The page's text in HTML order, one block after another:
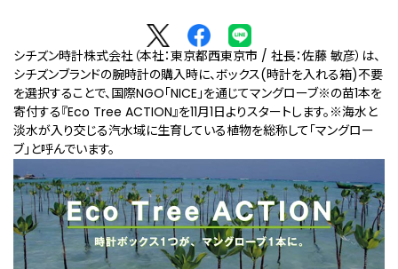
シチズン時計株式会社（本社：東京都西東京市 / 社長：佐藤 敏彦）は、
シチズンブランドの腕時計の購入時に、ボックス(時計を入れる箱)不要
を選択することで、国際NGO「NICE」を通じてマングローブ※の苗1本を
寄付する『Eco Tree ACTION』を11月1日よりスタートします。 ※海水と
淡水が入り交じる汽水域に生育している植物を総称して「マングロー
ブ」と呼んでいます。